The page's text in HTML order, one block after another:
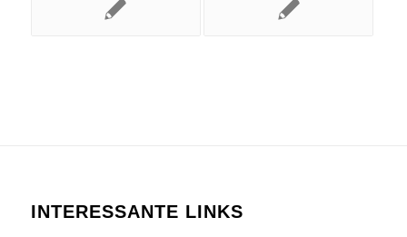
INTERESSANTE LINKS